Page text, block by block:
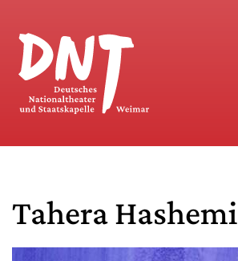
Tahera Hashemi